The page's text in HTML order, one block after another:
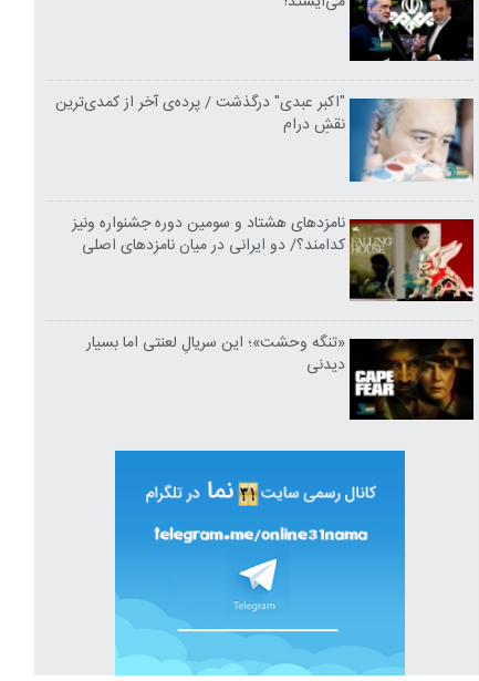
"اکبر عبدی" درگذشت / پرده‌ی آخر از کمدی‌ترین
نقشِ درام
نامزدهای هشتاد و سومین دوره جشنواره ونیز
کدامند؟/ دو ایرانی در میان نامزدهای اصلی
«تنگه وحشت»؛ این سریالِ لعنتی اما بسیار
دیدنی